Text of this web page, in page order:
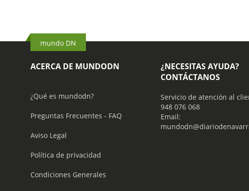
mundo DN
ACERCA DE MUNDODN
¿Qué es mundodn?
Preguntas Frecuentes - FAQ
Aviso Legal
Política de privacidad
Condiciones Generales
¿NECESITAS AYUDA?
CONTÁCTANOS
Servicio de atención al
948 076 068
Email: